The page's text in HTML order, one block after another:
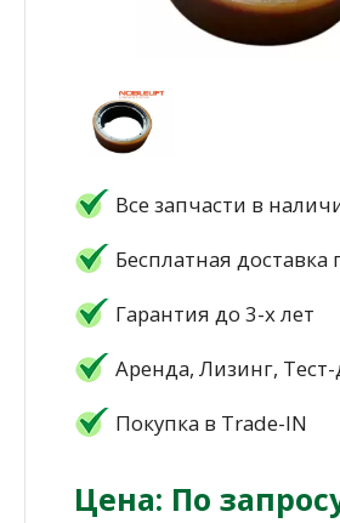
Все запчасти в
Бесплатная доставка
Гарантия до 3-х лет
Аренда, Лизинг,
Покупка в Trade-IN
Цена: По